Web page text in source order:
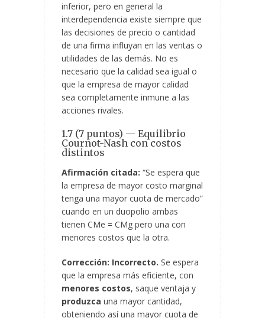
inferior, pero en general la
interdependencia existe siempre que
las decisiones de precio o cantidad
de una firma influyan en las ventas o
utilidades de las demás. No es
necesario que la calidad sea igual o
que la empresa de mayor calidad
sea completamente inmune a las
acciones rivales.
1.7 (7 puntos) — Equilibrio
Cournot-Nash con costos
distintos
Afirmación citada: “Se espera que
la empresa de mayor costo marginal
tenga una mayor cuota de mercado”
cuando en un duopolio ambas
tienen CMe = CMg pero una con
menores costos que la otra.
Corrección: Incorrecto. Se espera
que la empresa más eficiente, con
menores costos, saque ventaja y
produzca una mayor cantidad,
obteniendo así una mayor cuota de